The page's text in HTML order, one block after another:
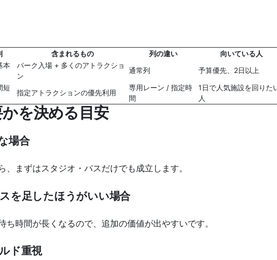
含まれるもの 列の違い
向いている人
本
パーク入場 + 多くのアトラクショ
ン
通常列
予算優先、2日以上
短
指定アトラクションの優先利用
専用レーン / 指定時
間
1日で人気施設を回りたい
人
を決める目安
場合
、まずはスタジオ・パスだけでも成立します。
を足したほうがいい場合
ち時間が長くなるので、追加の価値が出やすいです。
ド重視